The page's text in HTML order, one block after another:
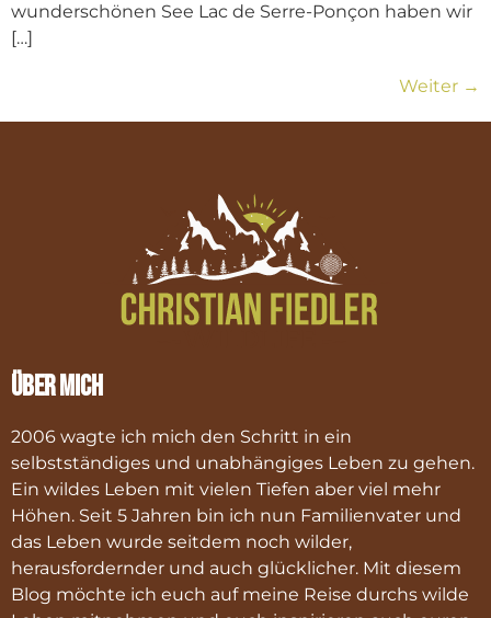
wunderschönen See Lac de Serre-Ponçon haben wir
[…]
Weiter →
Über mich
2006 wagte ich mich den Schritt in ein
selbstständiges und unabhängiges Leben zu gehen.
Ein wildes Leben mit vielen Tiefen aber viel mehr
Höhen. Seit 5 Jahren bin ich nun Familienvater und
das Leben wurde seitdem noch wilder,
herausfordernder und auch glücklicher. Mit diesem
Blog möchte ich euch auf meine Reise durchs wilde